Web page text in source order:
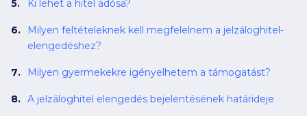
Ki lehet a hitel adósa?
Milyen feltételeknek kell megfelelnem a jelzáloghitel-
elengedéshez?
Milyen gyermekekre igényelhetem a támogatást?
A jelzáloghitel elengedés bejelentésének határideje